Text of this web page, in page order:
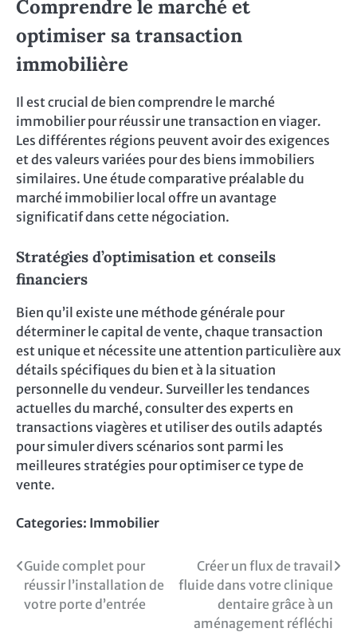
Comprendre le marché et
optimiser sa transaction
immobilière
Il est crucial de bien comprendre le marché
immobilier pour réussir une transaction en viager.
Les différentes régions peuvent avoir des exigences
et des valeurs variées pour des biens immobiliers
similaires. Une étude comparative préalable du
marché immobilier local offre un avantage
significatif dans cette négociation.
Stratégies d’optimisation et conseils
financiers
Bien qu’il existe une méthode générale pour
déterminer le capital de vente, chaque transaction
est unique et nécessite une attention particulière aux
détails spécifiques du bien et à la situation
personnelle du vendeur. Surveiller les tendances
actuelles du marché, consulter des experts en
transactions viagères et utiliser des outils adaptés
pour simuler divers scénarios sont parmi les
meilleures stratégies pour optimiser ce type de
vente.
Categories: Immobilier
Navigation
de
Guide complet pour
réussir l’installation de
votre porte d’entrée
Créer un flux de travail
fluide dans votre clinique
dentaire grâce à un
aménagement réfléchi